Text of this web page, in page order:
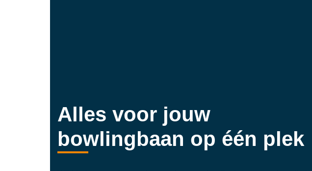
Alles voor jouw
bowlingbaan op één plek